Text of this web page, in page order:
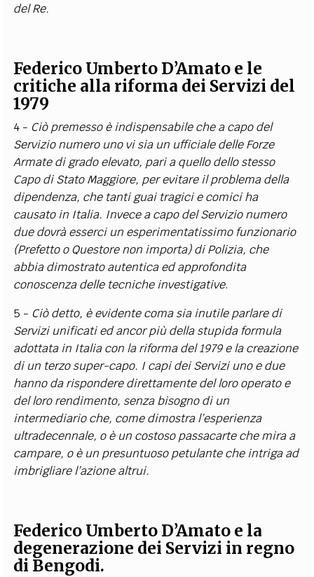
del Re.
Federico Umberto D’Amato e le
critiche alla riforma dei Servizi del
1979
4 - Ciò premesso è indispensabile che a capo del
Servizio numero uno vi sia un ufficiale delle Forze
Armate di grado elevato, pari a quello dello stesso
Capo di Stato Maggiore, per evitare il problema della
dipendenza, che tanti guai tragici e comici ha
causato in Italia. Invece a capo del Servizio numero
due dovrà esserci un esperimentatissimo funzionario
(Prefetto o Questore non importa) di Polizia, che
abbia dimostrato autentica ed approfondita
conoscenza delle tecniche investigative.
5 - Ciò detto, è evidente coma sia inutile parlare di
Servizi unificati ed ancor più della stupida formula
adottata in Italia con la riforma del 1979 e la creazione
di un terzo super-capo. I capi dei Servizi uno e due
hanno da rispondere direttamente del loro operato e
del loro rendimento, senza bisogno di un
intermediario che, come dimostra l’esperienza
ultradecennale, o è un costoso passacarte che mira a
campare, o è un presuntuoso petulante che intriga ad
imbrigliare l’azione altrui.
Federico Umberto D’Amato e la
degenerazione dei Servizi in regno
di Bengodi.